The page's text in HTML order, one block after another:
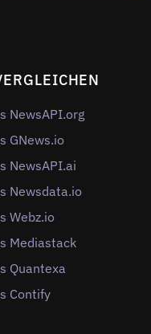
NewsAPI.org
GNews.io
NewsAPI.ai
Newsdata.io
Webz.io
Mediastack
Quantexa
Contify